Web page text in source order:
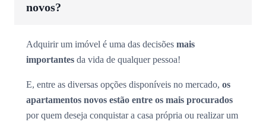
novos?
Adquirir um imóvel é uma das decisões mais
importantes da vida de qualquer pessoa!
E, entre as diversas opções disponíveis no mercado, os
apartamentos novos estão entre os mais procurados
por quem deseja conquistar a casa própria ou realizar um